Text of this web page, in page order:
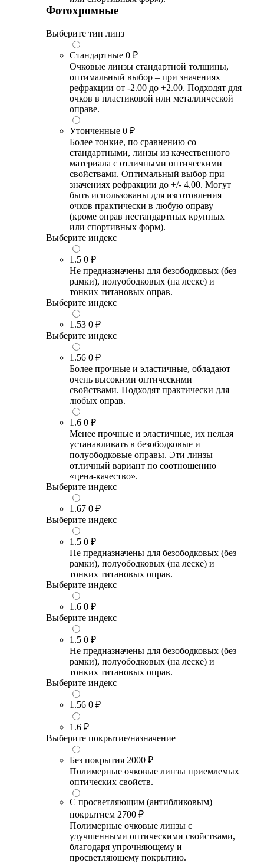
Фотохромные
Выберите тип линз
Стандартные 0 ₽
Очковые линзы стандартной толщины,
оптимальный выбор – при значениях
рефракции от -2.00 до +2.00. Подходят для
очков в пластиковой или металлической
оправе.
Утонченные 0 ₽
Более тонкие, по сравнению со
стандартными, линзы из качественного
материала с отличными оптическими
свойствами. Оптимальный выбор при
значениях рефракции до +/- 4.00. Могут
быть использованы для изготовления
очков практически в любую оправу
(кроме оправ нестандартных крупных
или спортивных форм).
Выберите индекс
1.5 0 ₽
Не предназначены для безободковых (без
рамки), полуободковых (на леске) и
тонких титановых оправ.
Выберите индекс
1.53 0 ₽
Выберите индекс
1.56 0 ₽
Более прочные и эластичные, обладают
очень высокими оптическими
свойствами. Подходят практически для
любых оправ.
1.6 0 ₽
Менее прочные и эластичные, их нельзя
устанавливать в безободковые и
полуободковые оправы. Эти линзы –
отличный вариант по соотношению
«цена-качество».
Выберите индекс
1.67 0 ₽
Выберите индекс
1.5 0 ₽
Не предназначены для безободковых (без
рамки), полуободковых (на леске) и
тонких титановых оправ.
Выберите индекс
1.6 0 ₽
Выберите индекс
1.5 0 ₽
Не предназначены для безободковых (без
рамки), полуободковых (на леске) и
тонких титановых оправ.
Выберите индекс
1.56 0 ₽
1.6 ₽
Выберите покрытие/назначение
Без покрытия 2000 ₽
Полимерные очковые линзы приемлемых
оптических свойств.
С просветляющим (антибликовым)
покрытием 2700 ₽
Полимерные очковые линзы с
улучшенными оптическими свойствами,
благодаря упрочняющему и
просветляющему покрытию.